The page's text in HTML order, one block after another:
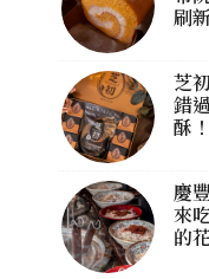
刷
芝
錯
酥
慶
來
的